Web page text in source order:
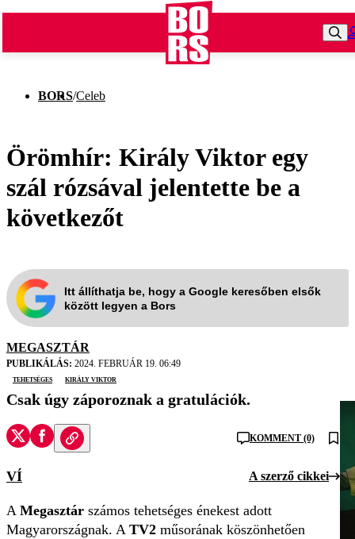
BORS/Celeb
Örömhír: Király Viktor egy
szál rózsával jelentette be a
következőt
Itt állíthatja be, hogy a Google keresőben elsők
között legyen a Bors
MEGASZTÁR
PUBLIKÁLÁS: 2024. FEBRUÁR 19. 06:49
tehetséges
Király Viktor
Csak úgy záporoznak a gratulációk.
KOMMENT (0)
VÍ A szerző cikkei
A Megasztár számos tehetséges énekest adott
Magyarországnak. A TV2 műsorának köszönhetően